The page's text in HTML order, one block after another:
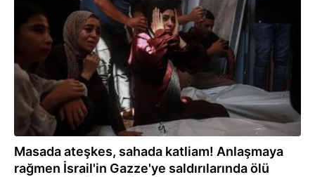
02.08.2026
Masada ateşkes, sahada katliam! Anlaşmaya
rağmen İsrail'in Gazze'ye saldırılarında ölü